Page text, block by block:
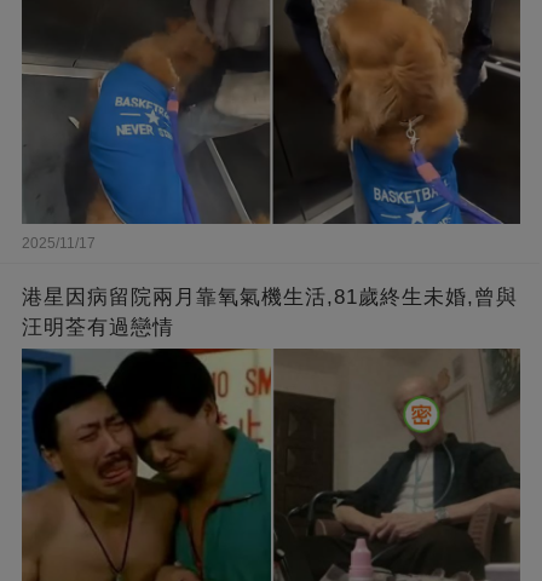
2025/11/17
港星因病留院兩月靠氧氣機生活,81歲終生未婚,曾與
汪明荃有過戀情